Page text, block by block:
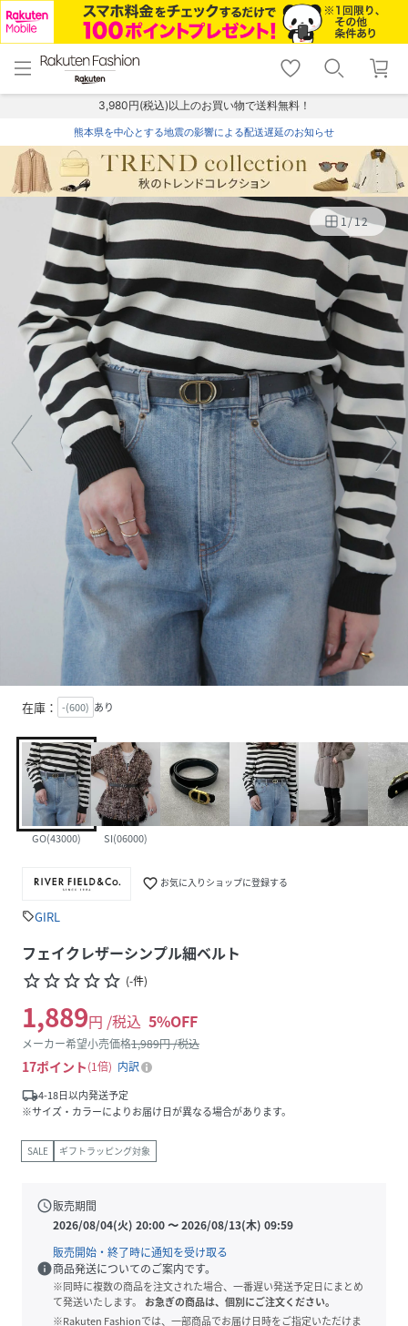
menu home
トップ
shopping_cart lock_outline
ログイン
3,980円(税込)以上のお買い物で送料無料！
熊本県を中心とする地震の影響による配送遅延のお知らせ
1/12
在庫： -(600) あり
GO(43000) SI(06000)
favorite_border お気に入りショップに登録する
sellGIRL
フェイクレザーシンプル細ベルト
star_borderstar_borderstar_borderstar_borderstar_border (-件)
1,889円 /税込 5%OFF
メーカー希望小売価格1,989円 /税込
17ポイント 1倍
内訳
local_shipping4-18日以内発送予定
※サイズ・カラーによりお届け日が異なる場合があります。
SALE ギフトラッピング対象
schedule販売期間
2026/08/04(火) 20:00〜2026/08/13(木) 09:59
販売開始・終了時に通知を受け取る
info商品発送についてのご案内です。
※同時に複数の商品を注文された場合、一番遅い発送予定日にまとめ
て発送いたします。
お急ぎの商品は、個別にご注文ください。
※Rakuten Fashionでは、一部商品でお届け日時をご指定いただけま